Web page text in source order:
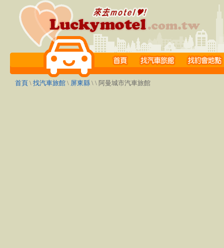
首頁 \ 找汽車旅館 \ 屏東縣 \ \ 阿曼城市汽車旅館